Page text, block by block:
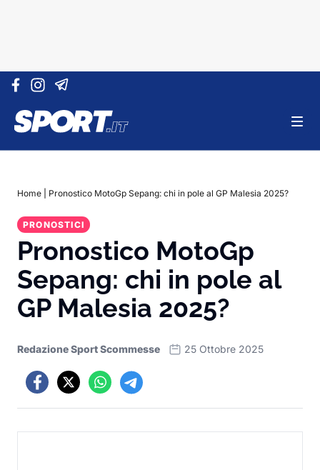
Vai al contenuto
Home Pronostico MotoGp Sepang: chi in pole al GP Malesia 2025?
PRONOSTICI
Pronostico MotoGp
Sepang: chi in pole al
GP Malesia 2025?
Redazione Sport Scommesse 25 Ottobre 2025